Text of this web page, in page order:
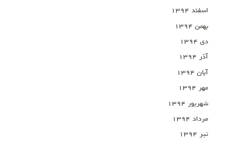
اسفند ۱۳۹۴
بهمن ۱۳۹۴
دی ۱۳۹۴
آذر ۱۳۹۴
آبان ۱۳۹۴
مهر ۱۳۹۴
شهریور ۱۳۹۴
مرداد ۱۳۹۴
تیر ۱۳۹۴